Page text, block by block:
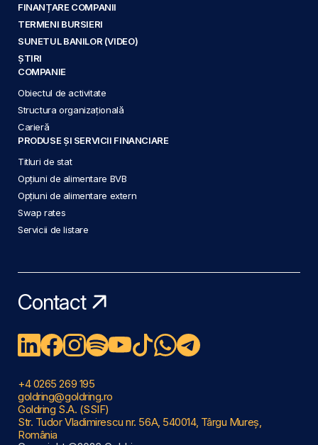
FINANȚARE COMPANII
TERMENI BURSIERI
SUNETUL BANILOR (VIDEO)
ȘTIRI
COMPANIE
Obiectul de activitate
Structura organizațională
Carieră
PRODUSE ȘI SERVICII FINANCIARE
Titluri de stat
Opțiuni de alimentare BVB
Opțiuni de alimentare extern
Swap rates
Servicii de listare
Contact
+4 0265 269 195
goldring@goldring.ro
Goldring S.A. (SSIF)
Str. Tudor Vladimirescu nr. 56A, 540014, Târgu Mureș,
România